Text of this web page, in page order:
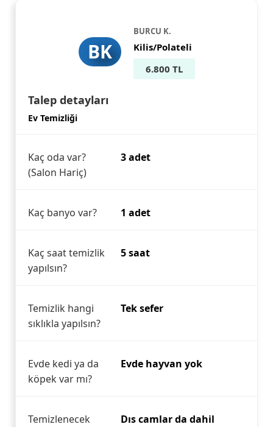
BK
BURCU K.
Kilis/Polateli
6.800 TL
Talep detayları
Ev Temizliği
Kaç oda var?
(Salon Hariç)
3 adet
Kaç banyo var? 1 adet
Kaç saat temizlik
yapılsın?
5 saat
Temizlik hangi
sıklıkla yapılsın?
Tek sefer
Evde kedi ya da
köpek var mı?
Evde hayvan yok
Temizlenecek Dıs camlar da dahil